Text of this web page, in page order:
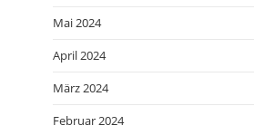
Mai 2024
April 2024
März 2024
Februar 2024